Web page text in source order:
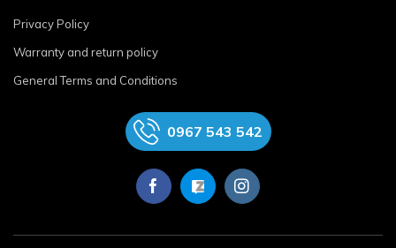
Privacy Policy
Warranty and return policy
General Terms and Conditions
0967 543 542